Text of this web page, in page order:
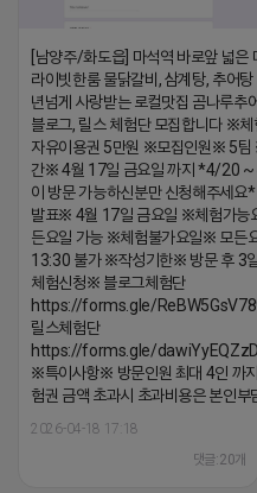
[남양주/화도읍] 마석역 바로앞 넓은
라이빗한룸 물닭갈비, 삼계탕, 추어
년넘게 사랑받는 로컬맛집 곰나루추
블로그, 릴스 체험단 모집합니다 ※체
자유이용권 5만원 ※모집인원※ 5
간※ 4월 17일 금요일 까지 *4/20 ~
이 방문 가능하신분만 신청해주세요*
발표※ 4월 17일 금요일 ※체험가능
든요일 가능 ※체험불가요일※ 모든
13:30 불가 ※작성기한※ 방문 후 3
체험신청※ 블로그체험단
https://forms.gle/
릴스체험단
https://forms.gle/
※특이사항※ 방문인원 최대 4인 까지
험권 금액 초과시 초과비용은 본인부
2026-04-18 17:18
댓글:20개